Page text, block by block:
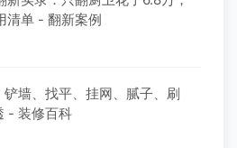
清单 - 翻新案例
墙、找平、挂网、腻子、刷
- 装修百科